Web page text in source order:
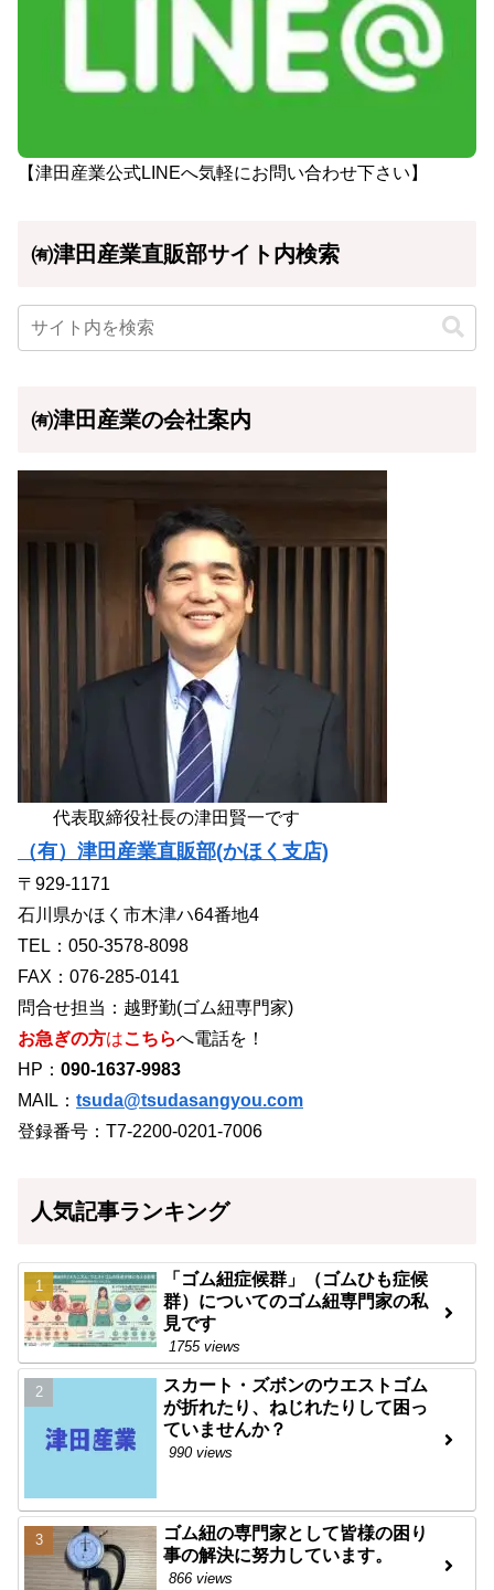
【津田産業公式LINEへ気軽にお問い合わせ下さい】
㈲津田産業直販部サイト内検索
㈲津田産業の会社案内
代表取締役社長の津田賢一です
（有）津田産業直販部(かほく支店)
〒929-1171
石川県かほく市木津ハ64番地4
TEL：050-3578-8098
FAX：076-285-0141
問合せ担当：越野勤(ゴム紐専門家)
お急ぎの方はこちらへ電話を！
HP： 090-1637-9983
MAIL： tsuda@tsudasangyou.com
登録番号：T7-2200-0201-7006
人気記事ランキング
「ゴム紐症候群」（ゴムひも症候
群）についてのゴム紐専門家の私
見です
1755 views
スカート・ズボンのウエストゴム
が折れたり、ねじれたりして困っ
ていませんか？
990 views
ゴム紐の専門家として皆様の困り
事の解決に努力しています。
866 views